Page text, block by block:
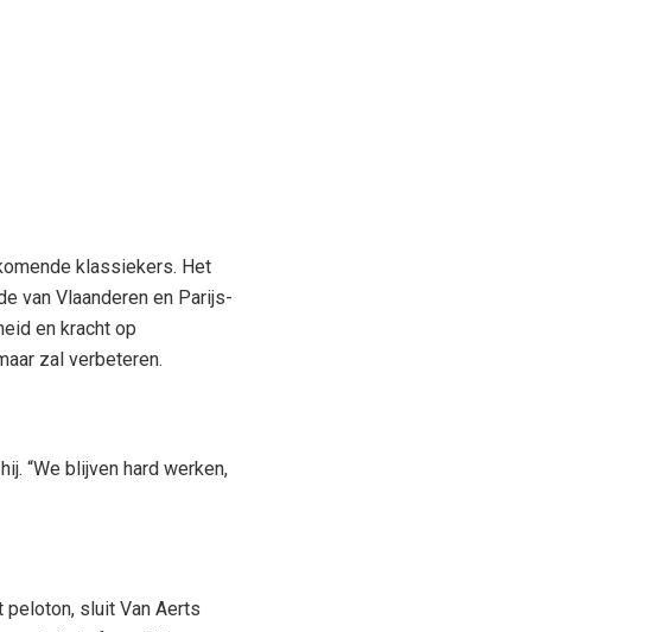
klassiekers. Het
van Vlaanderen en Parijs-
en kracht op
zal verbeteren.
“We blijven hard werken,
sluit Van Aerts